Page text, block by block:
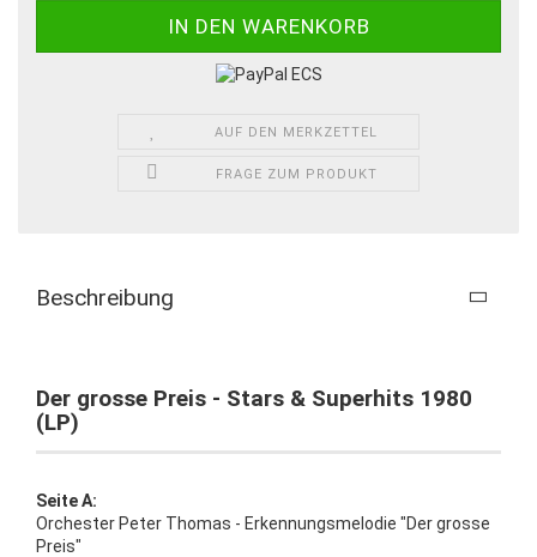
AUF DEN MERKZETTEL
FRAGE ZUM PRODUKT
Beschreibung
Der grosse Preis - Stars & Superhits 1980
(LP)
Seite A:
Orchester Peter Thomas - Erkennungsmelodie "Der grosse
Preis"